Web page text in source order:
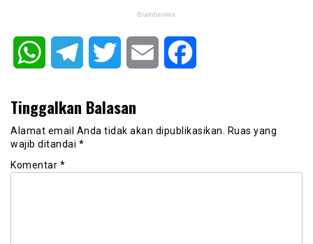
WhatsAppTelegram Twitter Email
Tinggalkan Balasan
Alamat email Anda tidak akan dipublikasikan.
Ruas yang
wajib ditandai *
Komentar *